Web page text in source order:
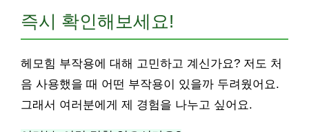
즉시 확인해보세요!
헤모힘 부작용에 대해 고민하고 계신가요? 저도 처
음 사용했을 때 어떤 부작용이 있을까 두려웠어요.
그래서 여러분에게 제 경험을 나누고 싶어요.